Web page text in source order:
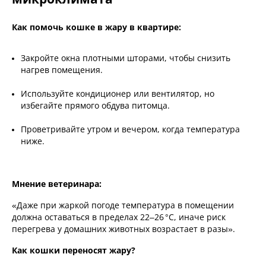
Как помочь кошке в жару в квартире:
Закройте окна плотными шторами, чтобы снизить
нагрев помещения.
Используйте кондиционер или вентилятор, но
избегайте прямого обдува питомца.
Проветривайте утром и вечером, когда температура
ниже.
Мнение ветеринара:
«Даже при жаркой погоде температура в помещении
должна оставаться в пределах 22–26 °C, иначе риск
перегрева у домашних животных возрастает в разы».
Как кошки переносят жару?